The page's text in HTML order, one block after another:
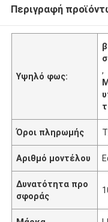
Περιγραφή
Υψηλό φως:
,
Όροι πληρωμής
Αριθμό μοντέλου
Δυνατότητα προ
σφοράς